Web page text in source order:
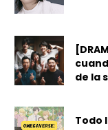
de la
Todo